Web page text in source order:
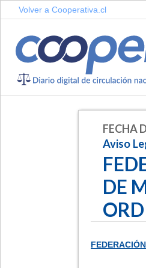
Volver a Cooperativa.cl
FECHA
Aviso
DE